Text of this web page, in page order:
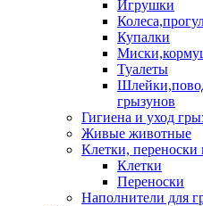
Игрушки
Купалки
Туалеты
грызунов
Гигиена и уход
Живые животные
Клетки,
Клетки
Переноски
Наполнители для